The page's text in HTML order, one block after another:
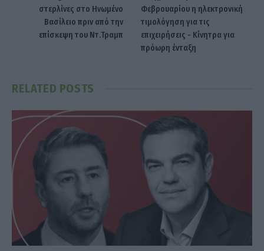
στερλίνες στο Ηνωμένο
Βασίλειο πριν από την
επίσκεψη του Ντ.Τραμπ
Φεβρουαρίου η ηλεκτρονική
τιμολόγηση για τις
επιχειρήσεις - Κίνητρα για
πρόωρη ένταξη
RELATED POSTS